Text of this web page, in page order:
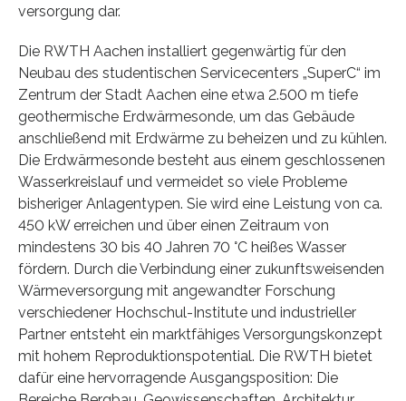
versorgung dar.
Die RWTH Aachen installiert gegenwärtig für den
Neubau des studentischen Servicecenters „SuperC“ im
Zentrum der Stadt Aachen eine etwa 2.500 m tiefe
geothermische Erdwärme­sonde, um das Gebäude
anschließend mit Erdwärme zu beheizen und zu kühlen.
Die Erd­wärme­sonde besteht aus einem geschlossenen
Wasserkreislauf und vermeidet so viele Pro­bleme
bisheriger Anlagentypen. Sie wird eine Leistung von ca.
450 kW erreichen und über einen Zeitraum von
mindestens 30 bis 40 Jahren 70 °C heißes Wasser
fördern. Durch die Ver­bindung einer zukunftsweisenden
Wärmeversorgung mit angewandter Forschung
verschie­dener Hochschul-Institute und industrieller
Partner entsteht ein marktfähiges Versorgungs­konzept
mit hohem Reproduktionspotential. Die RWTH bietet
dafür eine hervorragende Aus­gangs­position: Die